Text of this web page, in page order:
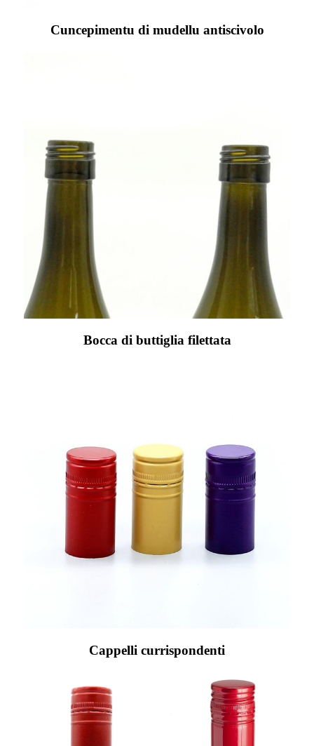
Cuncepimentu di mudellu antiscivolo
Bocca di buttiglia filettata
Cappelli currispondenti